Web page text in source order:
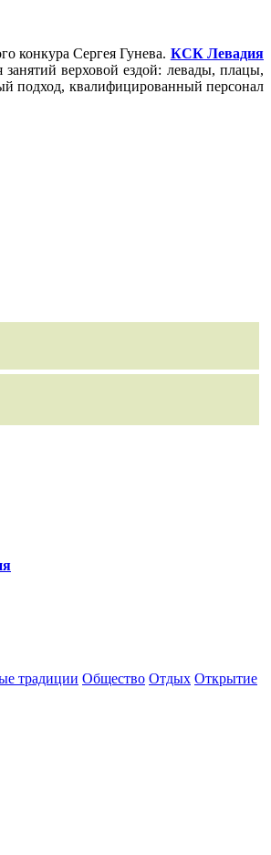
конкура Сергея Гунева. КСК Левадия
верховой ездой: левады, плацы,
подход, квалифицированный персонал
традиции Общество Отдых Открытие